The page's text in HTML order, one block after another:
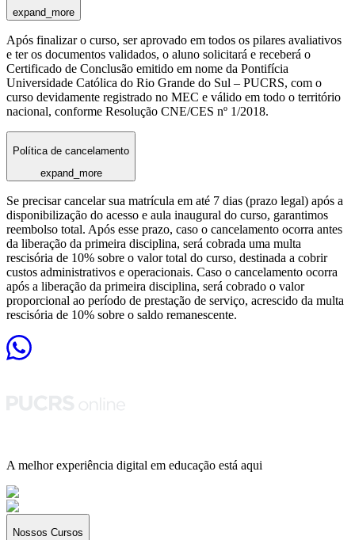
expand_more
Após finalizar o curso, ser aprovado em todos os pilares avaliativos
e ter os documentos validados, o aluno solicitará e receberá o
Certificado de Conclusão emitido em nome da Pontifícia
Universidade Católica do Rio Grande do Sul – PUCRS, com o
curso devidamente registrado no MEC e válido em todo o território
nacional, conforme Resolução CNE/CES nº 1/2018.
Política de cancelamento
expand_more
Se precisar cancelar sua matrícula em até 7 dias (prazo legal) após a
disponibilização do acesso e aula inaugural do curso, garantimos
reembolso total. Após esse prazo, caso o cancelamento ocorra antes
da liberação da primeira disciplina, será cobrada uma multa
rescisória de 10% sobre o valor total do curso, destinada a cobrir
custos administrativos e operacionais. Caso o cancelamento ocorra
após a liberação da primeira disciplina, será cobrado o valor
proporcional ao período de prestação de serviço, acrescido da multa
rescisória de 10% sobre o saldo remanescente.
A melhor experiência digital em educação está aqui
Nossos Cursos